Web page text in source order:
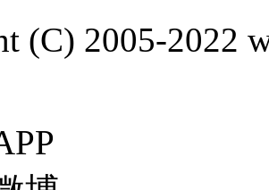
(C) 2005-2022